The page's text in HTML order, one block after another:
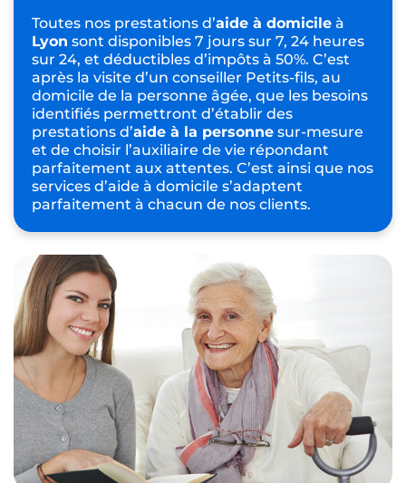
Toutes nos prestations d’aide à domicile à
Lyon sont disponibles 7 jours sur 7, 24 heures
sur 24, et déductibles d’impôts à 50%. C’est
après la visite d’un conseiller Petits-fils, au
domicile de la personne âgée, que les besoins
identifiés permettront d’établir des
prestations d’aide à la personne sur-mesure
et de choisir l’auxiliaire de vie répondant
parfaitement aux attentes. C’est ainsi que nos
services d’aide à domicile s’adaptent
parfaitement à chacun de nos clients.